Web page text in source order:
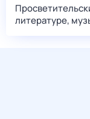
литературе,